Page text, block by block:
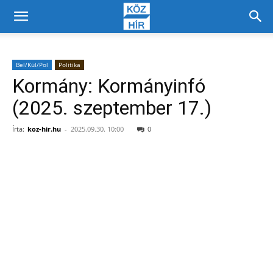
Bel/Kül/Pol Politika
Kormány: Kormányinfó
(2025. szeptember 17.)
Írta: koz-hir.hu - 2025.09.30. 10:00 0